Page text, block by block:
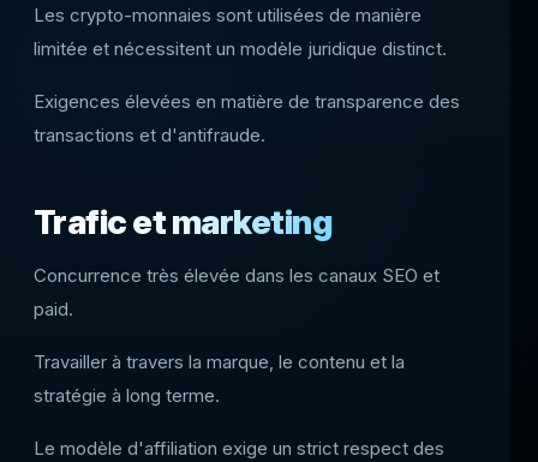
Les crypto-monnaies sont utilisées de manière
limitée et nécessitent un modèle juridique distinct.
Exigences élevées en matière de transparence des
transactions et d'antifraude.
Trafic et marketing
Concurrence très élevée dans les canaux SEO et
paid.
Travailler à travers la marque, le contenu et la
stratégie à long terme.
Le modèle d'affiliation exige un strict respect des